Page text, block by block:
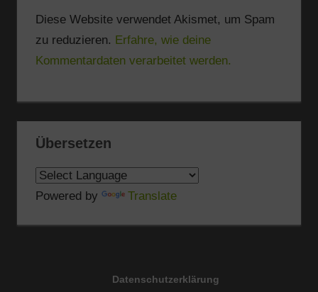
Diese Website verwendet Akismet, um Spam
zu reduzieren. Erfahre, wie deine
Kommentardaten verarbeitet werden.
Übersetzen
Powered by Translate
Datenschutzerklärung